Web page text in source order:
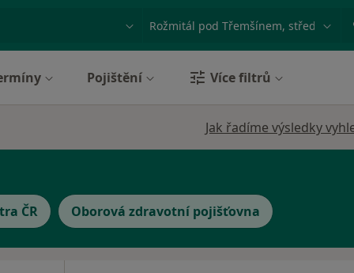
Město nebo region
Pojištění Více filtrů
Jak řadíme výsledky
ČR Oborová zdravotní pojišťovna